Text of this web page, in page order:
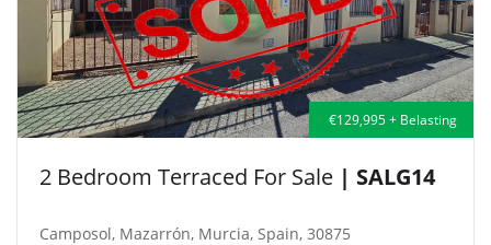
€129,995 + Belasting
2 Bedroom Terraced For Sale | SALG14
Camposol, Mazarrón, Murcia, Spain, 30875